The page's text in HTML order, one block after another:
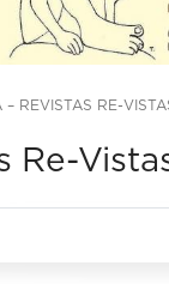
– REVISTAS RE-
Re-